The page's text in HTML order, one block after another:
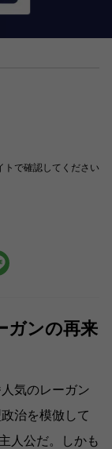
トで確認してください
ガンの再来
気のレーガン
治を模倣して
人公だ。しかも